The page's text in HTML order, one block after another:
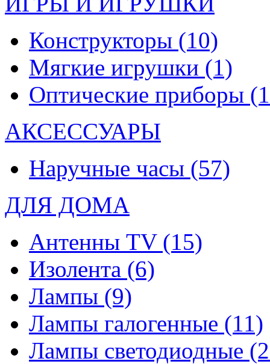
Конструкторы (10)
Мягкие игрушки (1)
Оптические приборы
АКСЕССУАРЫ
Наручные часы (57)
ДЛЯ ДОМА
Антенны TV (15)
Изолента (6)
Лампы (9)
Лампы галогенные (11)
Лампы светодиодные